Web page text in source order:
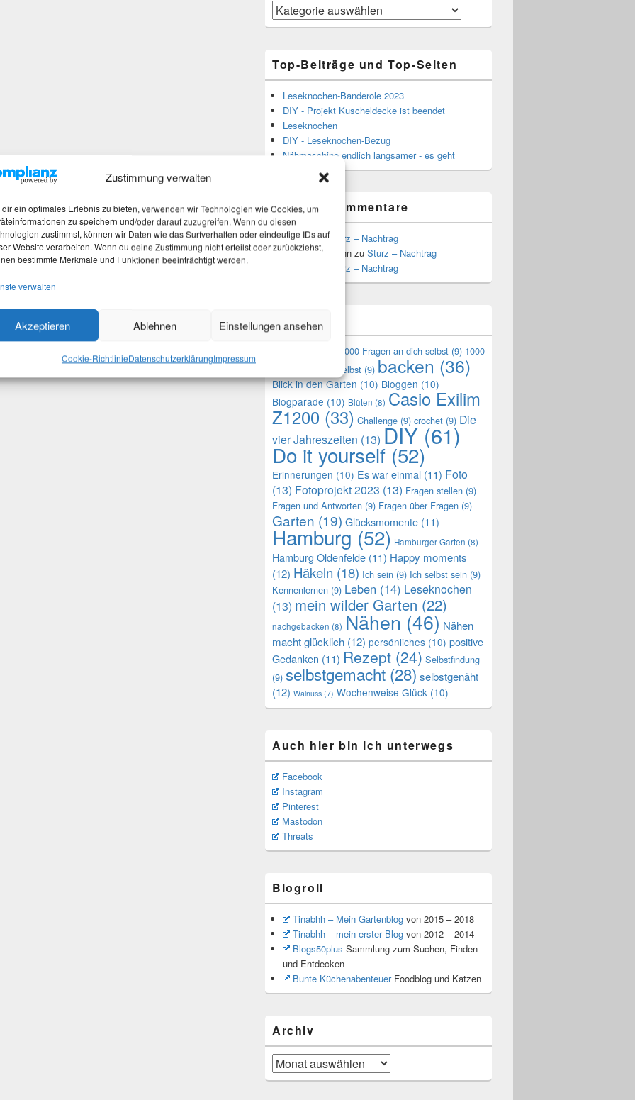
Zustimmung verwalten
dir ein optimales Erlebnis zu bieten, verwenden wir Technologien wie Cookies, um
zu speichern und/oder darauf zuzugreifen. Wenn du diesen
zustimmst, können wir Daten wie das Surfverhalten oder eindeutige IDs auf
Website verarbeiten. Wenn du deine Zustimmung nicht erteilst oder zurückziehst,
bestimmte Merkmale und Funktionen beeinträchtigt werden.
verwalten
Akzeptieren Ablehnen Einstellungen ansehen
Cookie-RichtlinieDatenschutzerklärungImpressum
Kategorien
Top-Beiträge und Top-Seiten
Leseknochen-Banderole 2023
DIY - Projekt Kuscheldecke ist beendet
Leseknochen
DIY - Leseknochen-Bezug
Nähmaschine endlich langsamer - es geht
Neueste Kommentare
MartinazuSturz – Nachtrag
Stefan Hoffmann zu Sturz – Nachtrag
Sturz – Nachtrag
Themen
1000 Fragen an dich selbst (9) 1000
Fragen an mich selbst (9) backen (36)
Blick in den Garten (10) Bloggen (10)
Blogparade (10) Blüten (8) Casio Exilim
Z1200 (33) Challenge (9) crochet (9) Die
vier Jahreszeiten (13) DIY(61)
Do it yourself (52)
Erinnerungen (10) Es war einmal (11) Foto
(13) Fotoprojekt 2023 (13) Fragen stellen (9)
Fragen und Antworten (9) Fragen über Fragen (9)
Garten (19) Glücksmomente (11)
Hamburg (52) Hamburger Garten (8)
Hamburg Oldenfelde (11) Happy moments
(12) Häkeln (18) Ich sein (9) Ich selbst sein (9)
Kennenlernen (9) Leben (14) Leseknochen
(13) mein wilder Garten (22)
nachgebacken (8) Nähen (46) Nähen
macht glücklich (12) persönliches (10) positive
Gedanken (11) Rezept (24) Selbstfindung
(9) selbstgemacht (28) selbstgenäht
(12) Walnuss (7) Wochenweise Glück (10)
Auch hier bin ich unterwegs
Facebook
Instagram
Pinterest
Mastodon
Threats
Blogroll
Tinabhh – Mein Gartenblogvon 2015 – 2018
Tinabhh – mein erster Blogvon 2012 – 2014
Blogs50plus Sammlung zum Suchen, Finden
und Entdecken
Bunte KüchenabenteuerFoodblog und Katzen
Archiv
Archiv